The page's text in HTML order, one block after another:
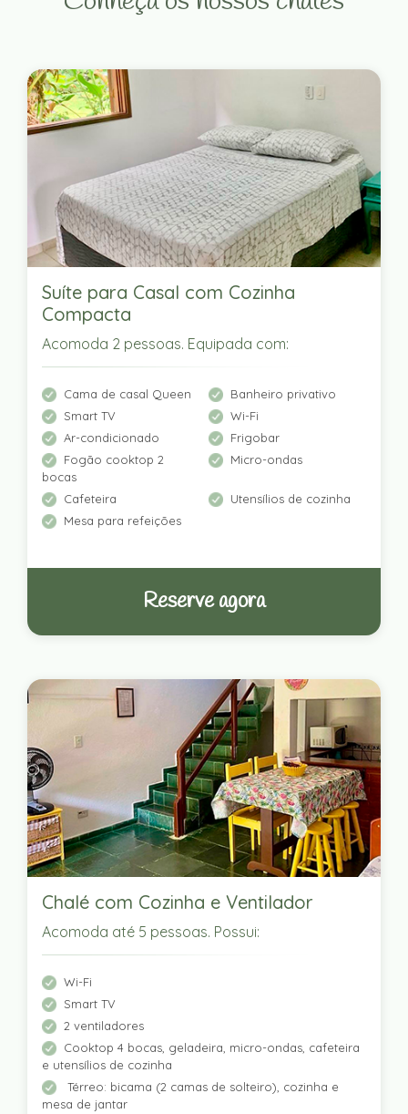
Suíte para Casal com Cozinha
Compacta
Acomoda 2 pessoas. Equipada com:
Cama de casal Queen
Banheiro privativo
Smart TV
Wi-Fi
Ar-condicionado
Frigobar
Fogão cooktop 2
bocas
Micro-ondas
Cafeteira
Utensílios de cozinha
Mesa para refeições
Reserve agora
Chalé com Cozinha e Ventilador
Acomoda até 5 pessoas. Possui:
Wi-Fi
Smart TV
2 ventiladores
Cooktop 4 bocas, geladeira, micro-ondas, cafeteira
e utensílios de cozinha
Térreo: bicama (2 camas de solteiro), cozinha e
mesa de jantar